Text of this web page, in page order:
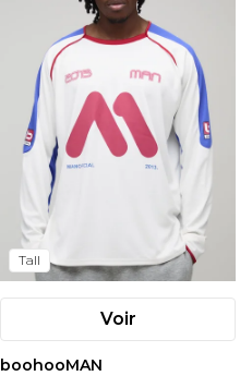
Tall
Voir
boohooMAN